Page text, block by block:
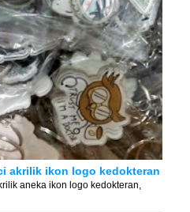
akrilik ikon logo kedokteran
aneka ikon logo kedokteran,